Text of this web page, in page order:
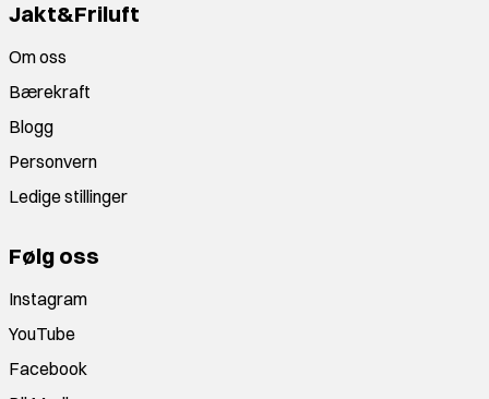
Jakt&Friluft
Om oss
Bærekraft
Blogg
Personvern
Ledige stillinger
Følg oss
Instagram
YouTube
Facebook